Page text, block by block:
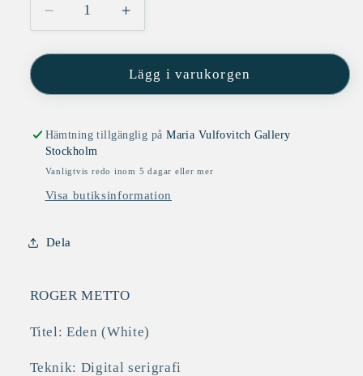
Minska
kvantitet
för
(White)
Öka
kvantitet
för
Eden
(White)
Lägg i varukorgen
Hämtning tillgänglig påMaria Vulfovitch Gallery
Stockholm
Vanligtvis redo inom 5 dagar eller mer
Visa butiksinformation
Dela
ROGER METTO
Titel: Eden (White)
Teknik: Digital serigrafi